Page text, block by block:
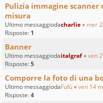
Pulizia immagine
misura
Ultimo messaggiodacharlie« mer
Risposte: 1
Banner
Ultimo messaggiodaitalgraf«ven
Risposte:5
Comporre la foto di una
Ultimo messaggiodaFufù«ven 14
Risposte:4